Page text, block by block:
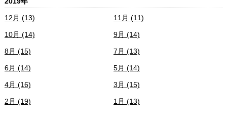
12月 (13) 11月 (11)
10月 (14) 9月 (14)
8月 (15) 7月 (13)
6月 (14) 5月 (14)
4月 (16) 3月 (15)
2月 (19) 1月 (13)